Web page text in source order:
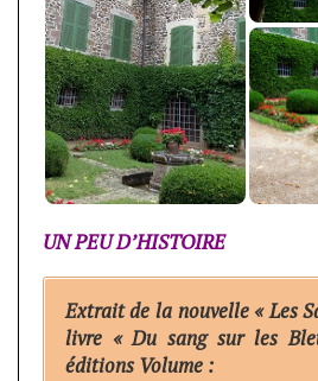
UN PEU D’HISTOIRE
Extrait de la nouvelle « Les
livre « Du sang sur les
éditions Volume :